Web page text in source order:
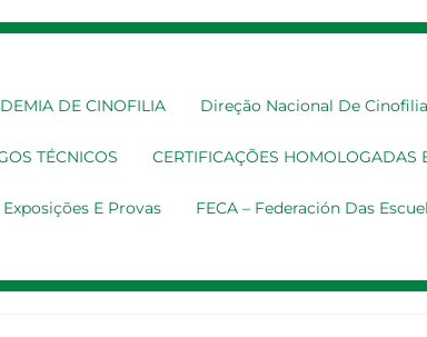
DE CINOFILIA Direção Nacional De Cinofilia
TÉCNICOS CERTIFICAÇÕES HOMOLOGADAS
Exposições E Provas FECA – Federación Das